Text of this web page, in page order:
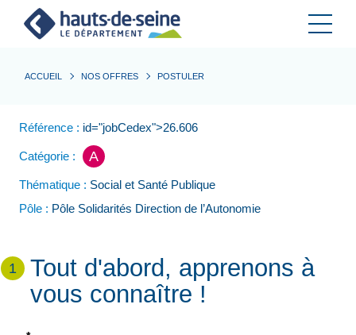
ACCUEIL NOS OFFRES POSTULER
Référence : id="jobCedex">26.606
Catégorie : A
Thématique : Social et Santé Publique
Pôle : Pôle Solidarités Direction de l’Autonomie
1
Tout d'abord, apprenons à
vous connaître !
Cookies et traceurs utilisés sur ce site.